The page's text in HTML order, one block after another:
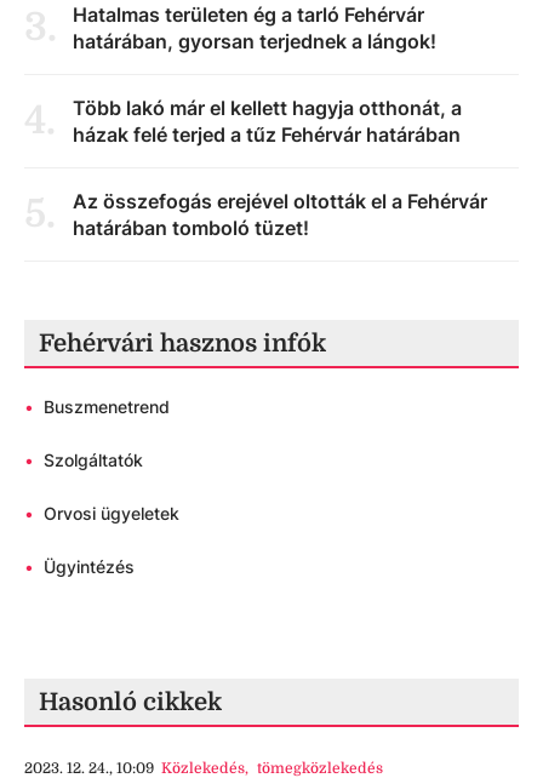
3.
Hatalmas területen ég a tarló Fehérvár
határában, gyorsan terjednek a lángok!
4.
Több lakó már el kellett hagyja otthonát, a
házak felé terjed a tűz Fehérvár határában
5.
Az összefogás erejével oltották el a Fehérvár
határában tomboló tüzet!
Fehérvári hasznos infók
• Buszmenetrend
• Szolgáltatók
• Orvosi ügyeletek
• Ügyintézés
Hasonló cikkek
2023. 12. 24., 10:09 Közlekedés, tömegközlekedés